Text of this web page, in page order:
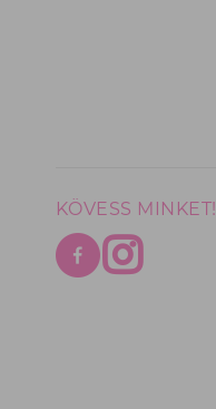
KÖVESS MINKET!